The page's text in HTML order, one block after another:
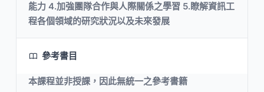
能力 4.加強團隊合作與人際關係之學習 5.瞭解資訊工
程各個領域的研究狀況以及未來發展
參考書目
本課程並非授課，因此無統一之參考書籍